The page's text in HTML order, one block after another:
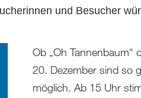
und Besucher
Ob „Oh Tannenbaum“
20. Dezember sind so
möglich. Ab 15 Uhr